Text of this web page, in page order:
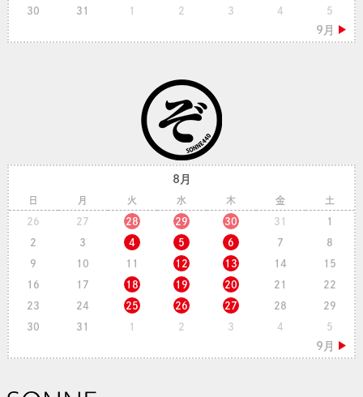
30 31 1 2 3 4 5
8月
日 月 火 水 木 金 土
26 27 28 29 30 31 1
2 3 4 5 6 7 8
9 10 11 12 13 14 15
16 17 18 19 20 21 22
23 24 25 26 27 28 29
30 31 1 2 3 4 5